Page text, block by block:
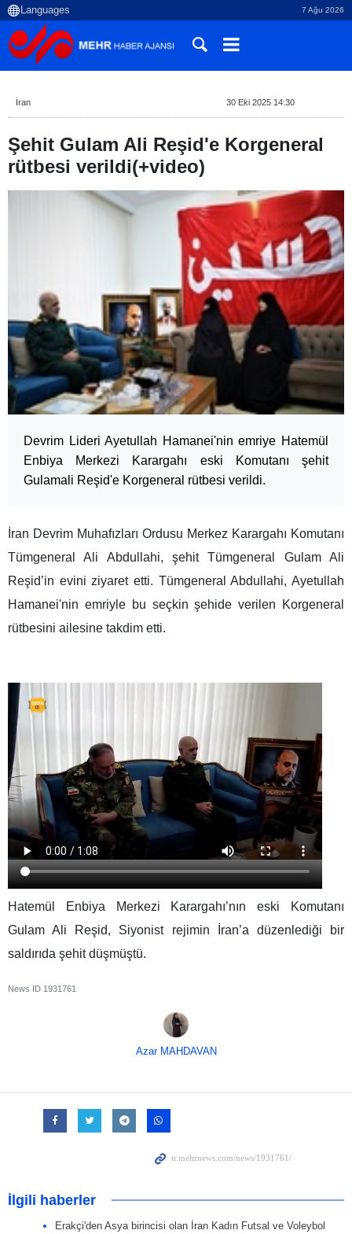
7 Ağu 2026
İran 30 Eki 2025 14:30
Şehit Gulam Ali Reşid'e Korgeneral
rütbesi verildi(+video)
Devrim Lideri Ayetullah Hamanei'nin emriye Hatemül
Enbiya Merkezi Karargahı eski Komutanı şehit
Gulamali Reşid'e Korgeneral rütbesi verildi.
İran Devrim Muhafızları Ordusu Merkez Karargahı Komutanı
Tümgeneral Ali Abdullahi, şehit Tümgeneral Gulam Ali
Reşid’in evini ziyaret etti. Tümgeneral Abdullahi, Ayetullah
Hamanei'nin emriyle bu seçkin şehide verilen Korgeneral
rütbesini ailesine takdim etti.
Hatemül Enbiya Merkezi Karargahı’nın eski Komutanı
Gulam Ali Reşid, Siyonist rejimin İran’a düzenlediği bir
saldırıda şehit düşmüştü.
News ID 1931761
Azar MAHDAVAN
İlgili haberler
Erakçi'den Asya birincisi olan İran Kadın Futsal ve Voleybol